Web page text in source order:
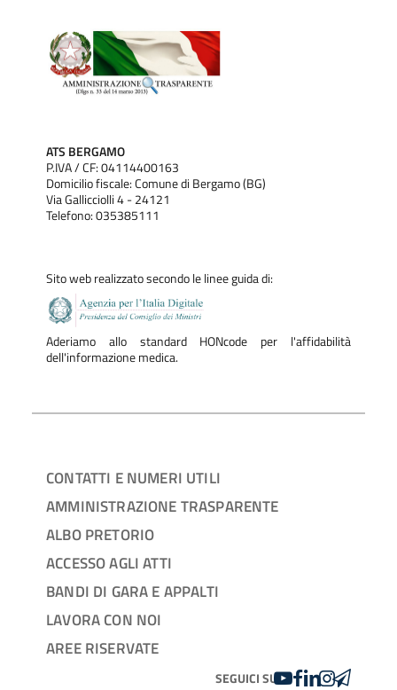
ATS BERGAMO
P.IVA / CF: 04114400163
Domicilio fiscale: Comune di Bergamo (BG)
Via Gallicciolli 4 - 24121
Telefono: 035385111
Sito web realizzato secondo le linee guida di:
Aderiamo allo standard HONcode per l'affidabilità
dell'informazione medica.
CONTATTI E NUMERI UTILI
AMMINISTRAZIONE TRASPARENTE
ALBO PRETORIO
ACCESSO AGLI ATTI
BANDI DI GARA E APPALTI
LAVORA CON NOI
AREE RISERVATE
SEGUICI SUYOUTUBE
FACEBOOK
LINKEDIN
INSTAGRAM